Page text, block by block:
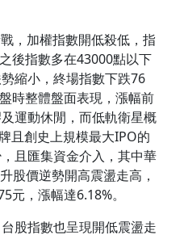
，加權指數開低殺低，指
後指數多在43000點以下
縮小，終場指數下跌76
時整體盤面表現，漲幅前
運動休閒，而低軌衛星概
且創史上規模最大IPO的
且匯集資金介入，其中華
股價逆勢開高震盪走高，
元，漲幅達6.18%。
股指數也呈現開低震盪走